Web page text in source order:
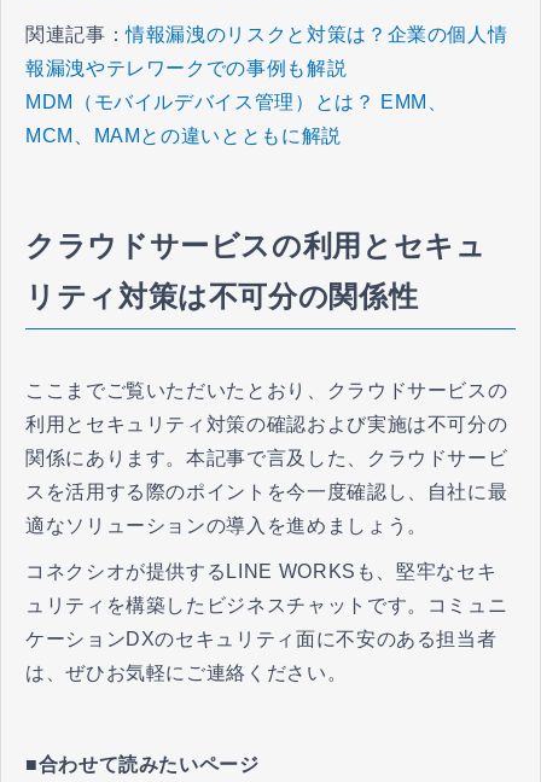
関連記事：情報漏洩のリスクと対策は？企業の個人情
報漏洩やテレワークでの事例も解説
MDM（モバイルデバイス管理）とは？ EMM、
MCM、MAMとの違いとともに解説
クラウドサービスの利用とセキュ
リティ対策は不可分の関係性
ここまでご覧いただいたとおり、クラウドサービスの
利用とセキュリティ対策の確認および実施は不可分の
関係にあります。本記事で言及した、クラウドサービ
スを活用する際のポイントを今一度確認し、自社に最
適なソリューションの導入を進めましょう。
コネクシオが提供するLINE WORKSも、堅牢なセキ
ュリティを構築したビジネスチャットです。コミュニ
ケーションDXのセキュリティ面に不安のある担当者
は、ぜひお気軽にご連絡ください。
■合わせて読みたいページ